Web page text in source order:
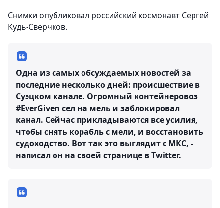
Снимки опубликовал российский космонавт Сергей
Кудь-Сверчков.
Одна из самых обсуждаемых новостей за
последние несколько дней: происшествие в
Суэцком канале. Огромный контейнеровоз
#EverGiven сел на мель и заблокировал
канал. Сейчас прикладываются все усилия,
чтобы снять корабль с мели, и восстановить
судоходство. Вот так это выглядит с МКС, -
написал он на своей странице в Twitter.